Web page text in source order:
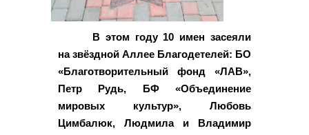
В этом году 10 имен засеяли
на звёздной Аллее Благодетелей: БО
«Благотворительный фонд «ЛАВ»,
Петр Рудь, БФ «Объединение
мировых культур», Любовь
Цимбалюк, Людмила и Владимир